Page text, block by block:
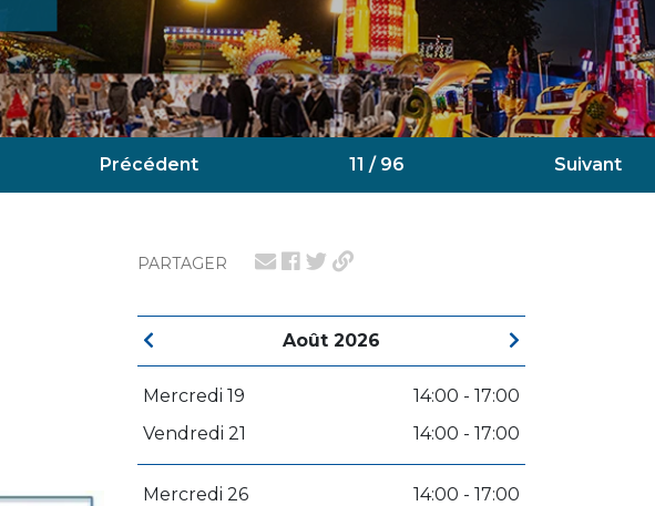
Précédent 11 / 96 Suivant
PARTAGER
Août 2026
Mercredi 19
14:00 - 17:00
Vendredi 21
14:00 - 17:00
Mercredi 26
14:00 - 17:00